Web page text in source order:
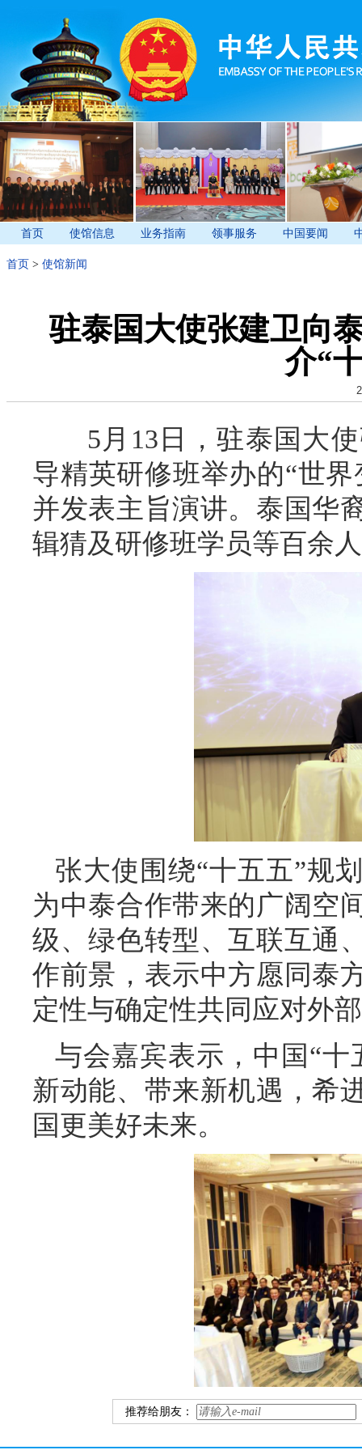
首页 使馆信息 业务指南 领事服务 中国要闻
首页 > 使馆新闻
驻泰国大使张建卫向
介“
5月13日，驻泰国大
导精英研修班举办的“世
并发表主旨演讲。泰国华
辑猜及研修班学员等百余
张大使围绕“十五五”规
为中泰合作带来的广阔空
级、绿色转型、互联互通
作前景，表示中方愿同泰
定性与确定性共同应对外
与会嘉宾表示，中国“
新动能、带来新机遇，希
国更美好未来。
推荐给朋友：